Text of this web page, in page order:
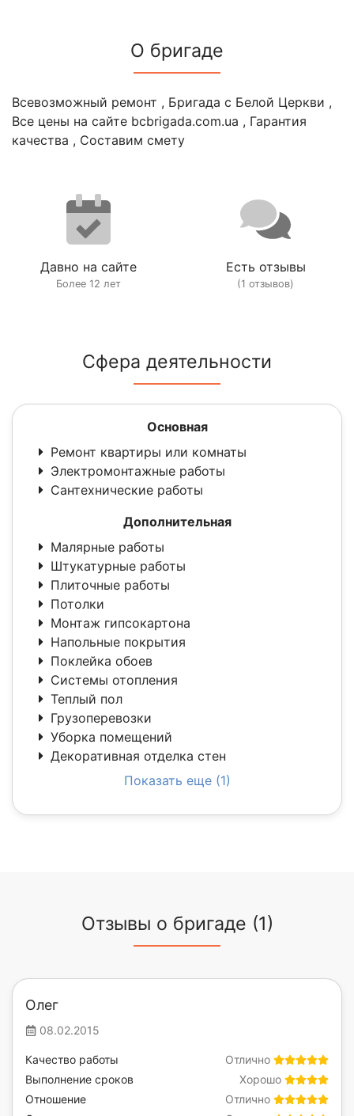
О бригаде
Всевозможный ремонт , Бригада с Белой Церкви ,
Все цены на сайте bcbrigada.com.ua , Гарантия
качества , Составим смету
Давно на сайте
Более 12 лет
Есть отзывы
(1 отзывов)
Сфера деятельности
Основная
Ремонт квартиры или комнаты
Электромонтажные работы
Сантехнические работы
Дополнительная
Малярные работы
Штукатурные работы
Плиточные работы
Потолки
Монтаж гипсокартона
Напольные покрытия
Поклейка обоев
Системы отопления
Теплый пол
Грузоперевозки
Уборка помещений
Декоративная отделка стен
Показать еще (1)
Отзывы о бригаде (1)
Олег
08.02.2015
Отлично
Качество работы
Хорошо
Выполнение сроков
Отлично
Отношение